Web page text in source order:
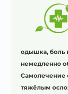
одышка, боль
немедленно
Самолечение
тяжёлым